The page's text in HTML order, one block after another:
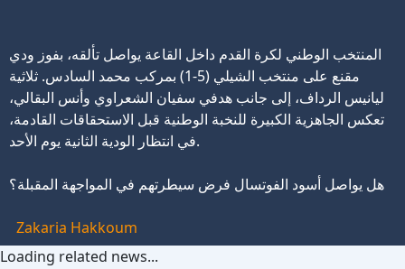
المنتخب الوطني لكرة القدم داخل القاعة يواصل تألقه، بفوز ودي
مقنع على منتخب الشيلي (5-1) بمركب محمد السادس. ثلاثية
ليانيس الرداف، إلى جانب هدفي سفيان الشعراوي وأنس البقالي،
تعكس الجاهزية الكبيرة للنخبة الوطنية قبل الاستحقاقات القادمة،
في انتظار الودية الثانية يوم الأحد.
هل يواصل أسود الفوتسال فرض سيطرتهم في المواجهة المقبلة؟
Zakaria Hakkoum
Loading related news...